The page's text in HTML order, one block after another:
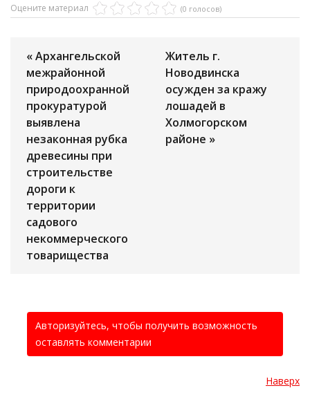
Оцените материал (0 голосов)
« Архангельской
межрайонной
природоохранной
прокуратурой
выявлена
незаконная рубка
древесины при
строительстве
дороги к
территории
садового
некоммерческого
товарищества
Житель г.
Новодвинска
осужден за кражу
лошадей в
Холмогорском
районе »
Авторизуйтесь, чтобы получить возможность
оставлять комментарии
Наверх